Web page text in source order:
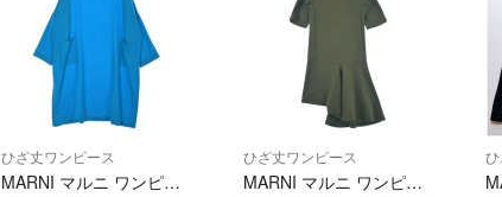
ひざ丈ワンピース
MARNI マルニ ワンピース M 青 【古着】【中古】【送料無料】
ひざ丈ワンピース
MARNI マルニ ワンピース XS カーキ 【古着】【中古】【送料無料】